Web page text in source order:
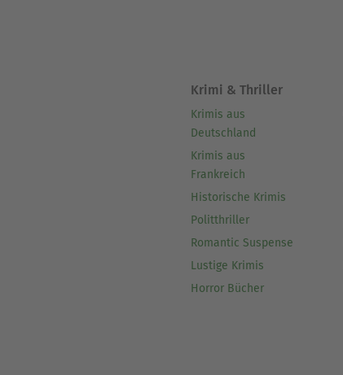
Krimi & Thriller
Krimis aus
Deutschland
Krimis aus
Frankreich
Historische Krimis
Politthriller
Romantic Suspense
Lustige Krimis
Horror Bücher